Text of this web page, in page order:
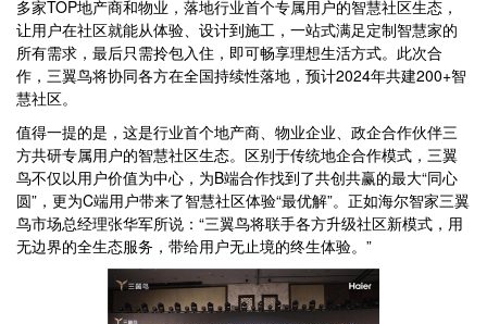
多家TOP地产商和物业，落地行业首个专属用户的智慧社区生态，
让用户在社区就能从体验、设计到施工，一站式满足定制智慧家的
所有需求，最后只需拎包入住，即可畅享理想生活方式。此次合
作，三翼鸟将协同各方在全国持续性落地，预计2024年共建200+智
慧社区。
值得一提的是，这是行业首个地产商、物业企业、政企合作伙伴三
方共研专属用户的智慧社区生态。区别于传统地企合作模式，三翼
鸟不仅以用户价值为中心，为B端合作找到了共创共赢的最大“同心
圆”，更为C端用户带来了智慧社区体验“最优解”。正如海尔智家三翼
鸟市场总经理张华军所说：“三翼鸟将联手各方升级社区新模式，用
无边界的全生态服务，带给用户无止境的终生体验。”